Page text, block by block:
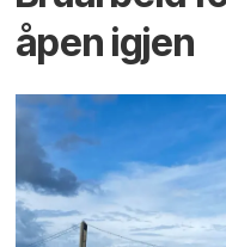
åpen igjen